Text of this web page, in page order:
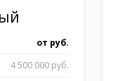
от руб.
4 500 000 руб.